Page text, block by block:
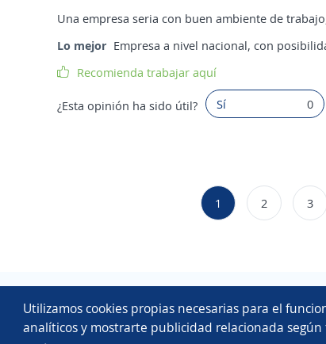
Utilizamos cookies propias necesarias para el
analíticos y mostrarte publicidad relacionada
Una empresa seria con buen ambiente de
Lo mejor Empresa a nivel nacional, con
Recomienda trabajar aquí
¿Esta opinión ha sido útil? Sí 0
1 2 3